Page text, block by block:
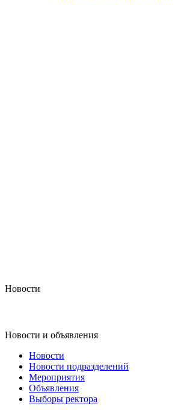
Новости
Новости и объявления
Новости
Новости подразделений
Мероприятия
Объявления
Выборы ректора